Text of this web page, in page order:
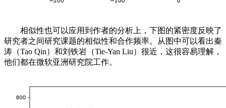
相似性也可以应用到作者的分析上，下图的紧密度反映了
研究者之间研究课题的相似性和合作频率。从图中可以看出秦
涛（Tao Qin）和刘铁岩（Tie-Yan Liu）很近，这很容易理解，
他们都在微软亚洲研究院工作。